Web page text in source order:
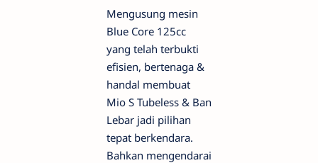
Mengusung mesin
Blue Core 125cc
yang telah terbukti
efisien, bertenaga &
handal membuat
Mio S Tubeless & Ban
Lebar jadi pilihan
tepat berkendara.
Bahkan mengendarai